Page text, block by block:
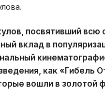
посвятивший всю
вклад в
как «Гибель
вошли в золотой